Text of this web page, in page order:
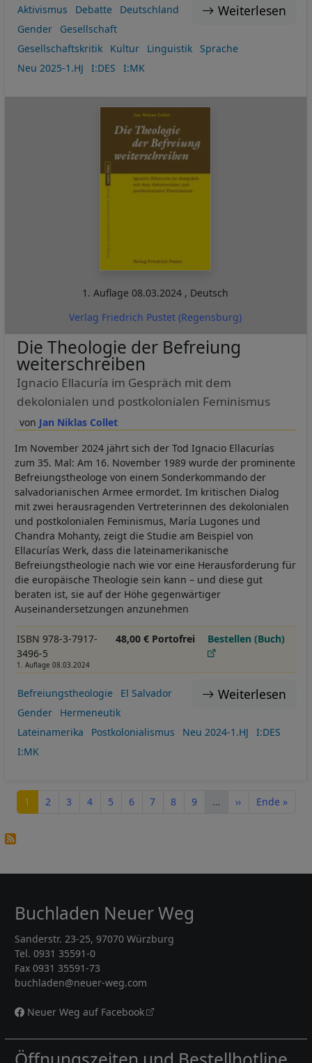
Weiterlesen
Aktivismus Debatte
Deutschland
Gender
Gesellschaft
Gesellschaftskritik
Kultur Linguistik
Sprache
Neu 2025-1.HJ
I:DES I:MK
1. Auflage08.03.2024 , Deutsch
Verlag Friedrich Pustet (Regensburg)
Jan Niklas Collet
Die Theologie der Befreiung
weiterschreiben
Ignacio Ellacuría im Gespräch mit dem
dekolonialen und postkolonialen Feminismus
Im November 2024 jährt sich der Tod Ignacio Ellacurías
zum 35. Mal: Am 16. November 1989 wurde der prominente
Befreiungstheologe von einem Sonderkommando der
salvadorianischen Armee ermordet. Im kritischen Dialog
mit zwei herausragenden Vertreterinnen des dekolonialen
und postkolonialen Feminismus, María Lugones und
Chandra Mohanty, zeigt die Studie am Beispiel von
Ellacurías Werk, dass die lateinamerikanische
Befreiungstheologie nach wie vor eine Herausforderung für
die europäische Theologie sein kann – und diese gut
beraten ist, sie auf der Höhe gegenwärtiger
Auseinandersetzungen anzunehmen
ISBN 978-3-7917-
3496-5
1. Auflage 08.03.2024
48,00 € Portofrei Bestellen (Buch)
Weiterlesen
Befreiungstheologie
El Salvador
Gender
Hermeneutik
Lateinamerika
Postkolonialismus Neu 2024-1.HJ
I:DES
I:MK
Seite
1 Seite
2 Seite
3 Seite
4 Seite
5 Seite
6 Seite
7 Seite
8 Seite
9 … Nächste Seite
›› Letzte Seite
Ende »
Buchladen Neuer Weg
Sanderstr. 23-25, 97070 Würzburg
Tel. 0931 35591-0
Fax 0931 35591-73
buchladen@neuer-weg.com
Neuer Weg auf Facebook